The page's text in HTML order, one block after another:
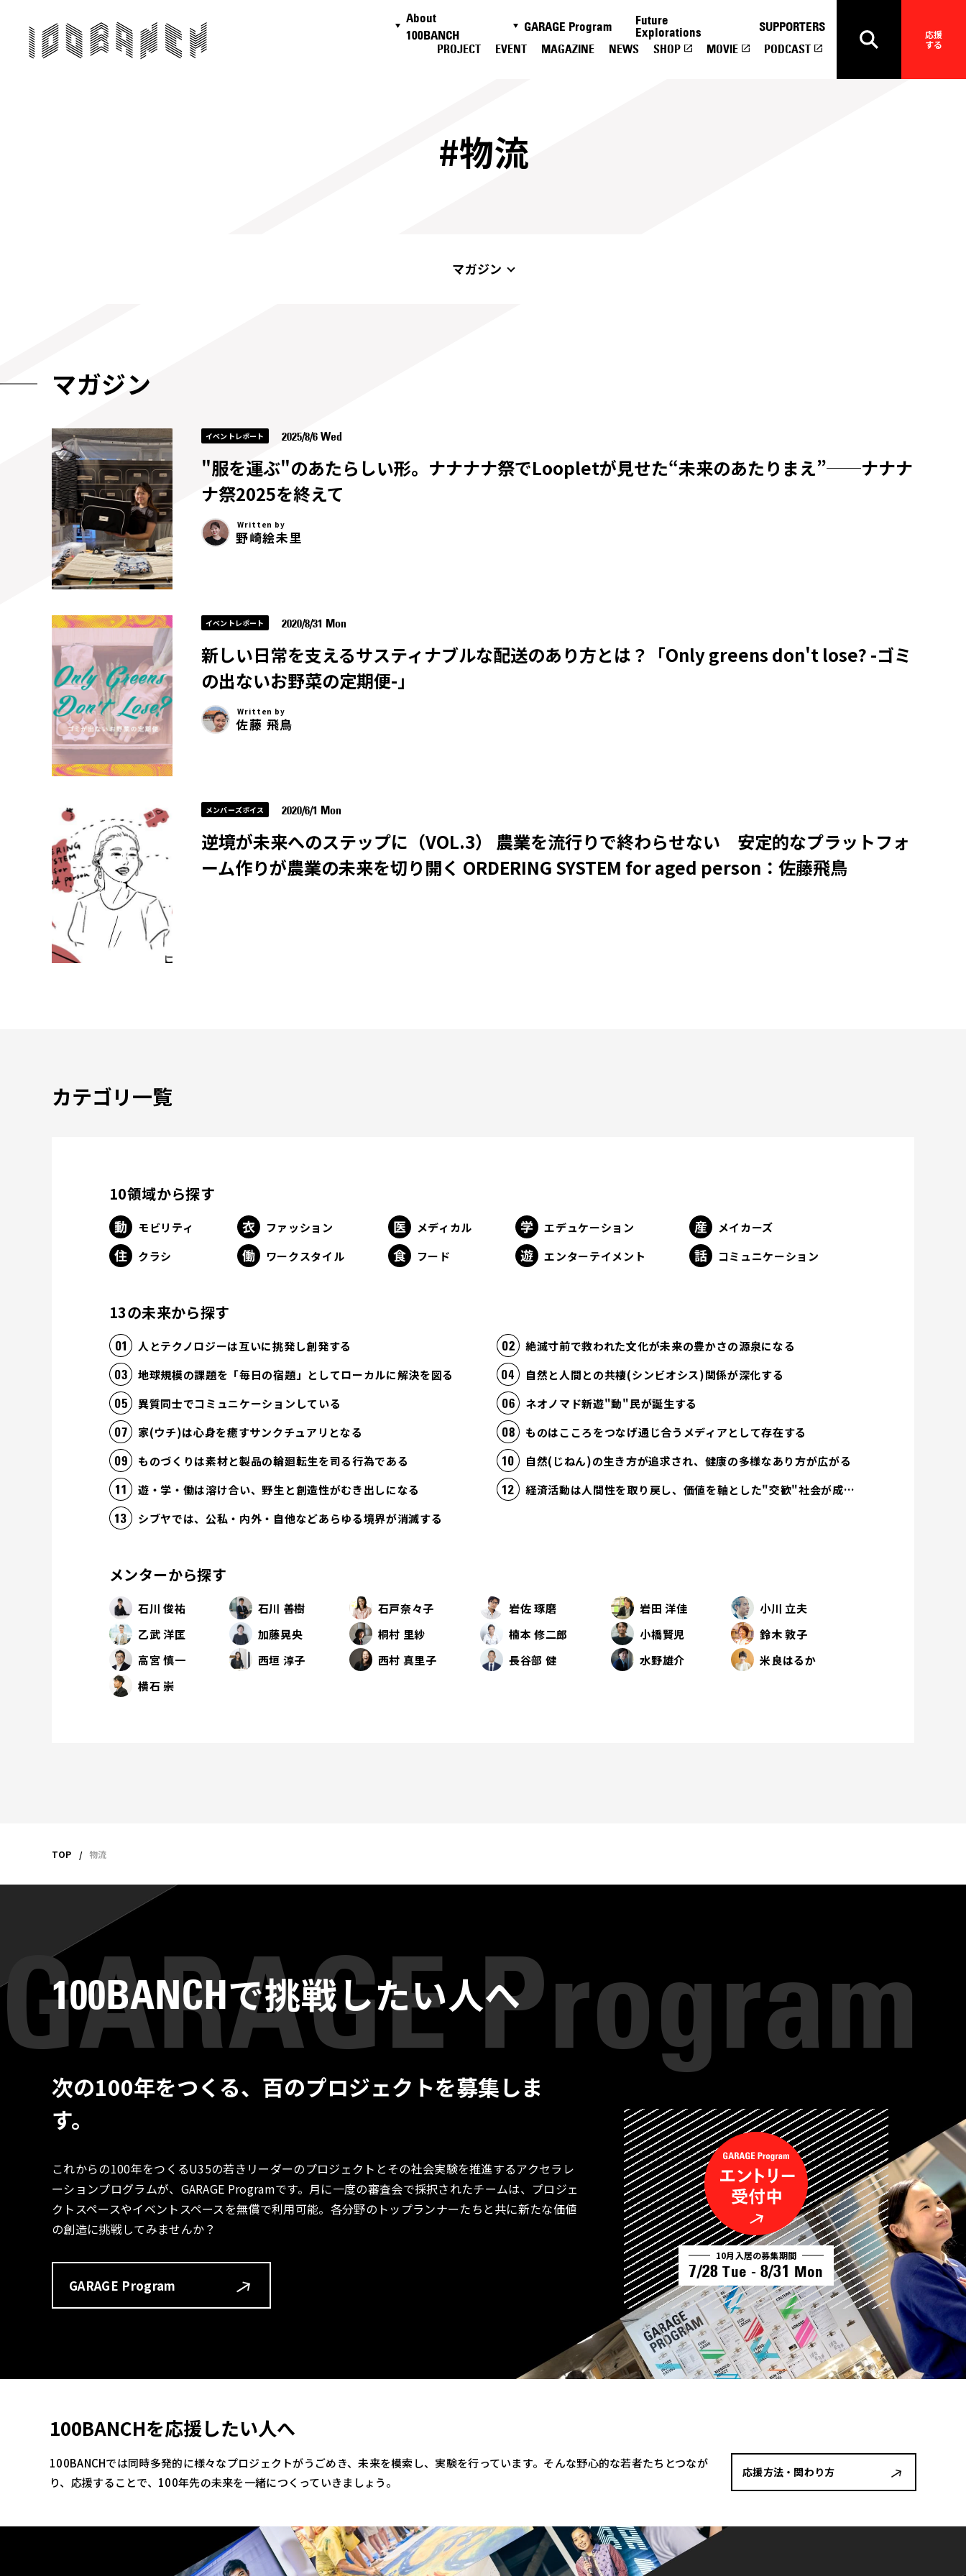
応援
する
About
100BANCH
GARAGE Program
Future
Explorations
SUPPORTERS
PROJECT
EVENT MAGAZINE NEWS SHOP MOVIE PODCAST
#物流
マガジン
マガジン
イベントレポート 2025/8/6 Wed
"服を運ぶ"のあたらしい形。ナナナナ祭でLoopletが見せた“未来のあたりまえ”──ナナナ
ナ祭2025を終えて
Written by
野崎絵未里
イベントレポート 2020/8/31 Mon
新しい日常を支えるサスティナブルな配送のあり方とは？「Only greens don't lose? -ゴミ
の出ないお野菜の定期便-」
Written by
佐藤 飛鳥
メンバーズボイス 2020/6/1 Mon
逆境が未来へのステップに（VOL.3） 農業を流行りで終わらせない 安定的なプラットフォ
ーム作りが農業の未来を切り開く ORDERING SYSTEM for aged person：佐藤飛鳥
カテゴリ一覧
10領域から探す
モビリティ ファッション メディカル エデュケーション
メイカーズ
クラシ
ワークスタイル フード エンターテイメント コミュニケーション
13の未来から探す
人とテクノロジーは互いに挑発し創発する
絶滅寸前で救われた文化が未来の豊かさの源泉になる
地球規模の課題を「毎日の宿題」としてローカルに解決を図る
自然と人間との共棲(シンビオシス)関係が深化する
異質同士でコミュニケーションしている
ネオノマド新遊"動"民が誕生する
家(ウチ)は心身を癒すサンクチュアリとなる
ものはこころをつなげ通じ合うメディアとして存在する
ものづくりは素材と製品の輪廻転生を司る行為である
自然(じねん)の生き方が追求され、健康の多様なあり方が広がる
遊・学・働は溶け合い、野生と創造性がむき出しになる
経済活動は人間性を取り戻し、価値を軸とした"交歓"社会が成立する
シブヤでは、公私・内外・自他などあらゆる境界が消滅する
メンターから探す
石川 俊祐 石川 善樹 石戸奈々子 岩佐 琢磨 岩田 洋佳
小川 立夫
乙武 洋匡
加藤晃央 桐村 里紗 楠本 修二郎 小橋賢児
鈴木 敦子
高宮 慎一
西垣 淳子 西村 真里子 長谷部 健 水野雄介
米良はるか
横石 崇
TOP 物流
100BANCHで挑戦したい人へ
次の100年をつくる、百のプロジェクトを募集しま
す。
これからの100年をつくるU35の若きリーダーのプロジェクトとその社会実験を推進するアクセラレ
ーションプログラムが、GARAGE Programです。月に一度の審査会で採択されたチームは、プロジェ
クトスペースやイベントスペースを無償で利用可能。各分野のトップランナーたちと共に新たな価値
の創造に挑戦してみませんか？
GARAGE Program
10月入居の募集期間
7/28 Tue - 8/31 Mon
100BANCHを応援したい人へ
100BANCHでは同時多発的に様々なプロジェクトがうごめき、未来を模索し、実験を行っています。そんな野心的な若者たちとつなが
り、応援することで、100年先の未来を一緒につくっていきましょう。
応援方法・関わり方